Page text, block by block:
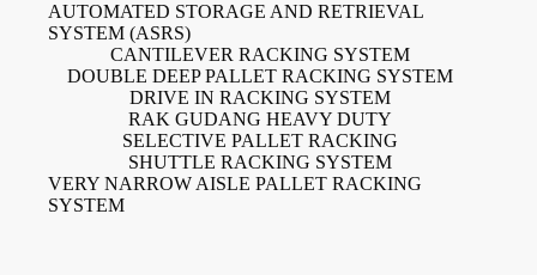
AUTOMATED STORAGE AND RETRIEVAL
SYSTEM (ASRS)
CANTILEVER RACKING SYSTEM
DOUBLE DEEP PALLET RACKING SYSTEM
DRIVE IN RACKING SYSTEM
RAK GUDANG HEAVY DUTY
SELECTIVE PALLET RACKING
SHUTTLE RACKING SYSTEM
VERY NARROW AISLE PALLET RACKING
SYSTEM